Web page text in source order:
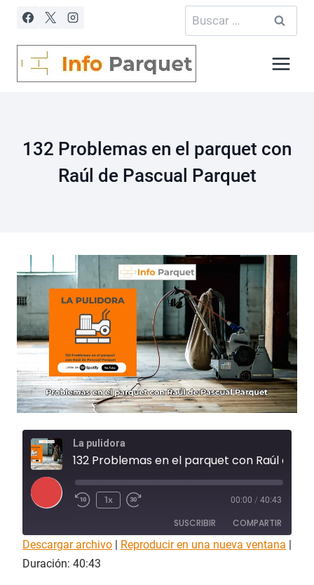
Saltar
contenido
Buscar:
132 Problemas en el parquet con
Raúl de Pascual Parquet
La pulidora
r
o
1x 00:00 / 40:43
SUSCRIBIR COMPARTIR
Apple Podcasts
COMPAR
TIR
Descargar archivo | Reproducir en una nueva ventana |
Duración: 40:43